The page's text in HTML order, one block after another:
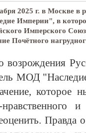
2025 г. в Москве
Империи", в
Имперского
Почётного
МОД
которое
и
Правда